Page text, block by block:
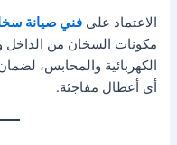
الاعتماد علىفني صيانة
مكونات السخان من الداخل
الكهربائية والمحابس،
أي أعطال مفاجئة.